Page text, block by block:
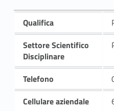
Qualifica
Settore Scientifico
Disciplinare
Telefono
Cellulare aziendale